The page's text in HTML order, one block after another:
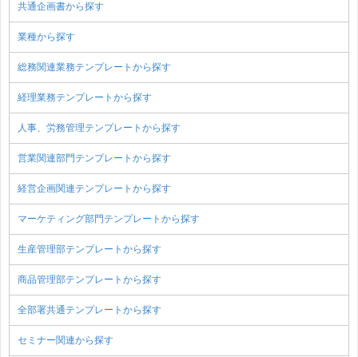
共通企画書から探す
業種から探す
総務関連業務テンプレートから探す
経理業務テンプレートから探す
人事、労務管理テンプレートから探す
営業関連部門テンプレートから探す
経営企画関連テンプレートから探す
マーケティング部門テンプレートから探す
生産管理部テンプレートから探す
商品管理部テンプレートから探す
全部署共通テンプレートから探す
セミナー関連から探す